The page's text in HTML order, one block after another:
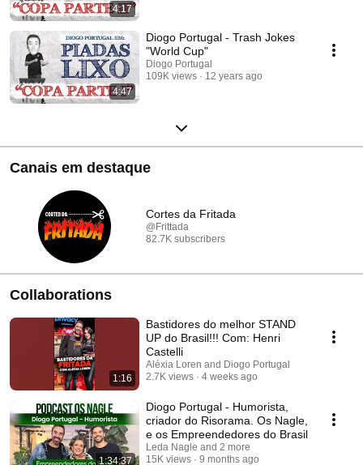
4:17
4:47
Diogo Portugal - Trash Jokes
"World Cup"
Diogo Portugal
109K views
12 years ago
Canais em destaque
Cortes da Fritada
@Frittada
82.7K subscribers
Collaborations
1:16
Bastidores do melhor STAND
UP do Brasil!!! Com: Henri
Castelli
Aléxia Loren and Diogo Portugal
2.7K views
4 weeks ago
1:34:37
Diogo Portugal - Humorista,
criador do Risorama. Os Nagle,
e os Empreendedores do Brasil
Leda Nagle and 2 more
15K views
9 months ago